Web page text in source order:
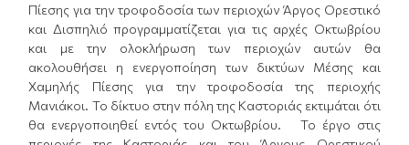
Πίεσης για την τροφοδοσία των περιοχών Άργος Ορεστικό
και Δισπηλιό προγραμματίζεται για τις αρχές Οκτωβρίου
και με την ολοκλήρωση των περιοχών αυτών θα
ακολουθήσει η ενεργοποίηση των δικτύων Μέσης και
Χαμηλής Πίεσης για την τροφοδοσία της περιοχής
Μανιάκοι. Το δίκτυο στην πόλη της Καστοριάς εκτιμάται ότι
θα ενεργοποιηθεί εντός του Οκτωβρίου. Το έργο στις